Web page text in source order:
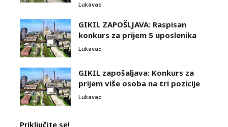
Lukavac
GIKIL ZAPOŠLJAVA: Raspisan
konkurs za prijem 5 uposlenika
Lukavac
GIKIL zapošaljava: Konkurs za
prijem više osoba na tri pozicije
Lukavac
Priključite se!